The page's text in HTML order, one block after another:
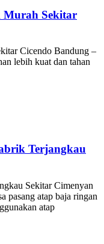
Murah Sekitar
Cicendo Bandung –
lebih kuat dan tahan
Terjangkau
Sekitar Cimenyan
pasang atap baja ringan
atap